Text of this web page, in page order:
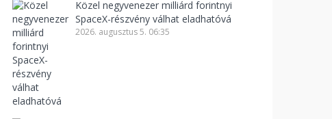
Közel negyvenezer milliárd forintnyi
SpaceX-részvény válhat eladhatóvá
2026. augusztus 5. 06:35